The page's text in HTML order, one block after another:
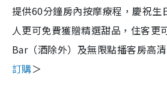
提供60分鐘房內按摩療程，慶祝生
人更可免費獲贈精選甜品，住客更
Bar（酒除外）及無限點播客房高
訂購＞